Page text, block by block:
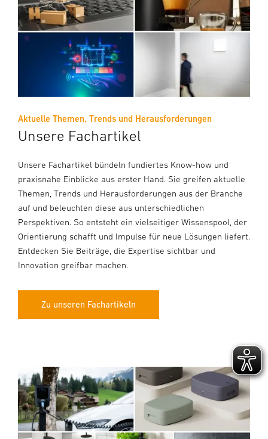
Aktuelle Themen, Trends und Herausforderungen
Unsere Fachartikel
Unsere Fachartikel bündeln fundiertes Know-how und
praxisnahe Einblicke aus erster Hand. Sie greifen aktuelle
Themen, Trends und Herausforderungen aus der Branche
auf und beleuchten diese aus unterschiedlichen
Perspektiven. So entsteht ein vielseitiger Wissenspool, der
Orientierung schafft und Impulse für neue Lösungen liefert.
Entdecken Sie Beiträge, die Expertise sichtbar und
Innovation greifbar machen.
Zu unseren Fachartikeln